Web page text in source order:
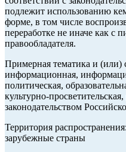
подлежит использованию
форме, в том числе
переработке не иначе как с
правообладателя.
Примерная тематика и (или)
информационная,
политическая,
культурно-
законодательством
Территория
зарубежные страны